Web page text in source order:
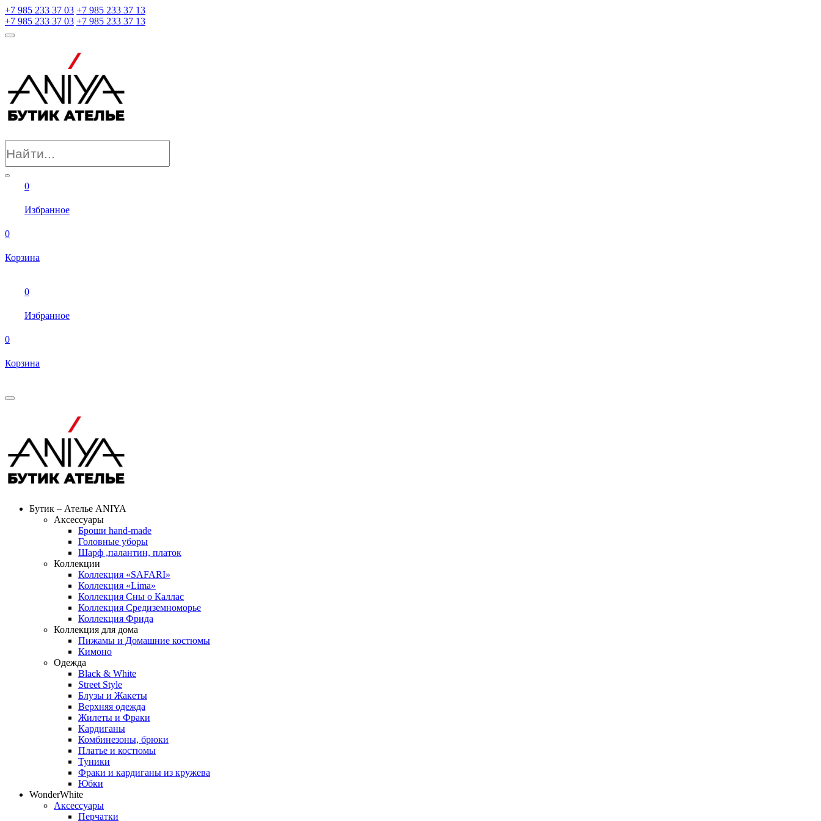
+7 985 233 37 03 +7 985 233 37 13
+7 985 233 37 03 +7 985 233 37 13
0
Избранное
0
Корзина
0
Избранное
0
Корзина
Бутик – Ателье ANIYA
Аксессуары
Броши hand-made
Головные уборы
Шарф ,палантин, платок
Коллекции
Коллекция «SAFARI»
Коллекция «Lima»
Коллекция Сны о Каллас
Коллекция Средиземноморье
Коллекция Фрида
Коллекция для дома
Пижамы и Домашние костюмы
Кимоно
Одежда
Black & White
Street Style
Блузы и Жакеты
Верхняя одежда
Жилеты и Фраки
Кардиганы
Комбинезоны, брюки
Платье и костюмы
Туники
Фраки и кардиганы из кружева
Юбки
WonderWhite
Аксессуары
Перчатки